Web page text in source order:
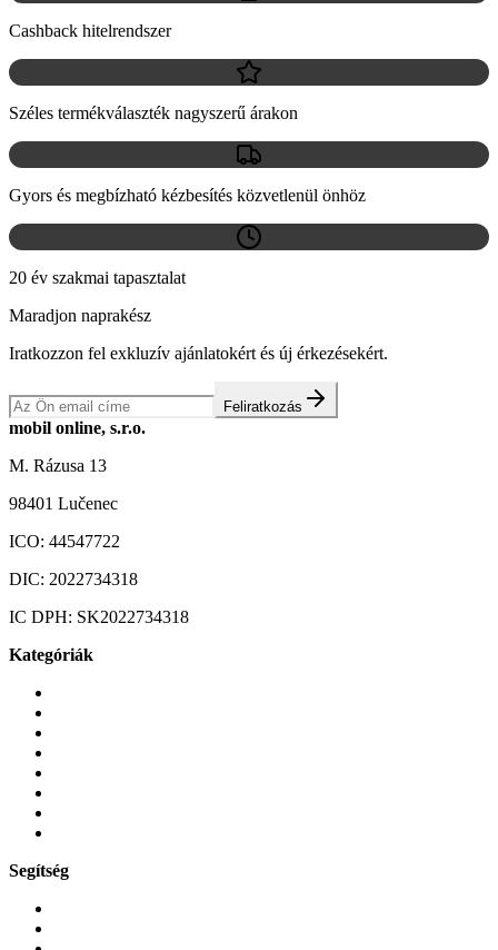
Cashback hitelrendszer
Széles termékválaszték nagyszerű árakon
Gyors és megbízható kézbesítés közvetlenül önhöz
20 év szakmai tapasztalat
Maradjon naprakész
Iratkozzon fel exkluzív ajánlatokért és új érkezésekért.
Feliratkozás
mobil online, s.r.o.
M. Rázusa 13
98401 Lučenec
ICO: 44547722
DIC: 2022734318
IC DPH: SK2022734318
Kategóriák
Segítség